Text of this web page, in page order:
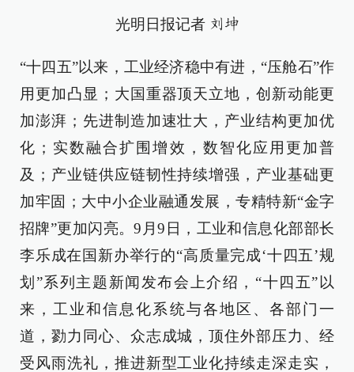
光明日报记者 刘坤
“十四五”以来，工业经济稳中有进，“压舱石”作
用更加凸显；大国重器顶天立地，创新动能更
加澎湃；先进制造加速壮大，产业结构更加优
化；实数融合扩围增效，数智化应用更加普
及；产业链供应链韧性持续增强，产业基础更
加牢固；大中小企业融通发展，专精特新“金字
招牌”更加闪亮。9月9日，工业和信息化部部长
李乐成在国新办举行的“高质量完成‘十四五’规
划”系列主题新闻发布会上介绍，“十四五”以
来，工业和信息化系统与各地区、各部门一
道，勠力同心、众志成城，顶住外部压力、经
受风雨洗礼，推进新型工业化持续走深走实，